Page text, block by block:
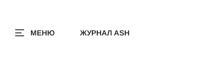
МЕНЮ ЖУРНАЛ ASH